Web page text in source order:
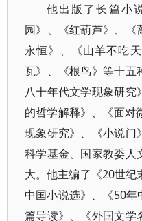
他出版了长篇小
园》、《红葫芦》、《
永恒》、《山羊不吃
瓦》、《根鸟》等十五
八十年代文学现象研
的哲学解释》、《面对
现象研究》、《小说门
科学基金、国家教委人
大。他主编了《20世纪
中国小说选》、《50年
篇导读》、《外国文学